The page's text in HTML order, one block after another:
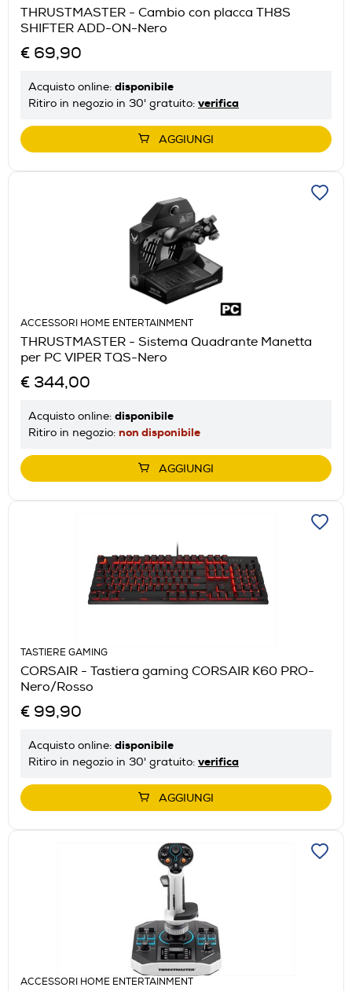
THRUSTMASTER - Cambio con placca TH8S
SHIFTER ADD-ON-Nero
€ 69,90
Acquisto online: disponibile
Ritiro in negozio in 30' gratuito: verifica
AGGIUNGI
ACCESSORI HOME ENTERTAINMENT
THRUSTMASTER - Sistema Quadrante Manetta
per PC VIPER TQS-Nero
€ 344,00
Acquisto online: disponibile
Ritiro in negozio: non disponibile
AGGIUNGI
TASTIERE GAMING
CORSAIR - Tastiera gaming CORSAIR K60 PRO-
Nero/Rosso
€ 99,90
Acquisto online: disponibile
Ritiro in negozio in 30' gratuito: verifica
AGGIUNGI
ACCESSORI HOME ENTERTAINMENT